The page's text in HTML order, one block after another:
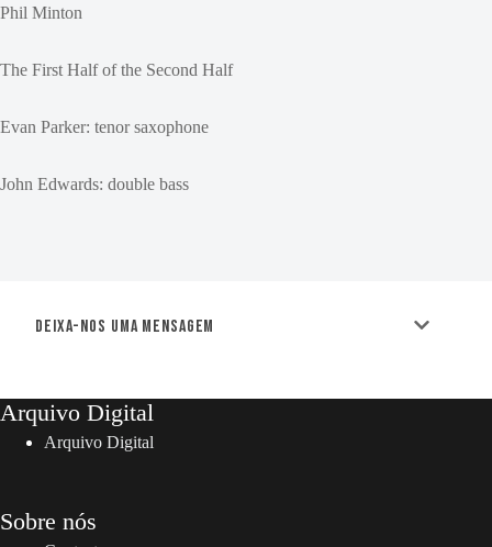
Phil Minton
The First Half of the Second Half
Evan Parker: tenor saxophone
John Edwards: double bass
Deixa-nos uma mensagem
Arquivo Digital
Arquivo Digital
Sobre nós